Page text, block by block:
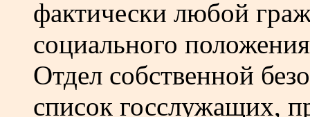
фактически любой
социального
Отдел собственной
список госслужащих,